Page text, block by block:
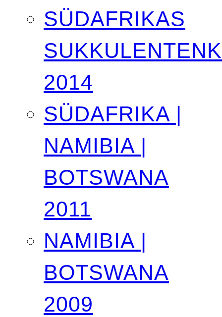
SÜDAFRIKAS
2014
SÜDAFRIKA |
NAMIBIA |
BOTSWANA
2011
NAMIBIA |
BOTSWANA
2009